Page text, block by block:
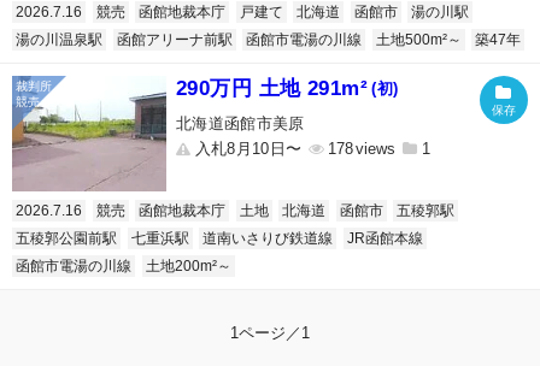
2026.7.16 競売 函館地裁本庁 戸建て 北海道 函館市
湯の川駅
湯の川温泉駅
函館アリーナ前駅 函館市電湯の川線 土地500m²～ 築47年
290万円 土地 291m² (初)
北海道函館市美原
入札8月10日〜
178 1
2026.7.16 競売 函館地裁本庁 土地 北海道 函館市
五稜郭駅
五稜郭公園前駅
七重浜駅 道南いさりび鉄道線
JR函館本線
函館市電湯の川線
土地200m²～
1ページ／1